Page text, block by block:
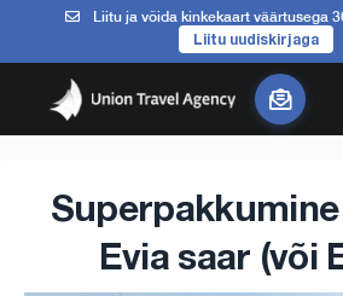
Liitu ja võida kinkekaart väärtusega
Liitu uudiskirjaga
Superpakkumine
Evia saar (või